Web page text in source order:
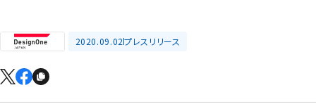
2020.09.02プレスリリース